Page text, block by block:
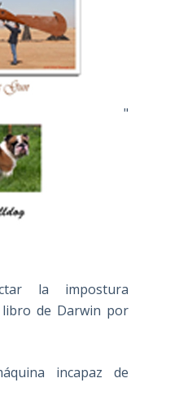
"
la impostura
libro de Darwin por
incapaz de